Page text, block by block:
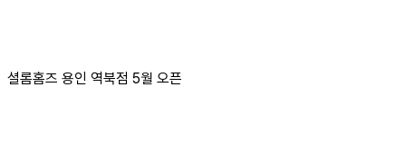
셜롬홈즈 용인 역북점 5월 오픈